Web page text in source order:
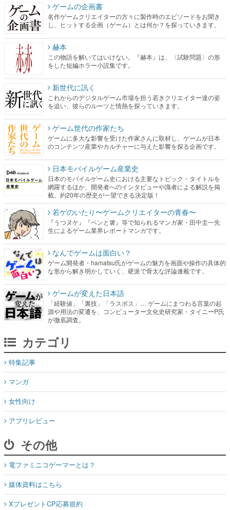
ゲームの企画書
名作ゲームクリエイターの方々に製作時のエピソードをお聞き
し、ヒットする企画（ゲーム）とは何か？を探っていきます。
赫本
この物語を解いてはいけない。『赫本』は、〈試験問題〉の形
をした短編ホラー小説集です。
新世代に訊く
これからのデジタルゲーム市場を担う若きクリエイター達の姿
を追い、彼らのルーツと情熱を探っていきます。
ゲーム世代の作家たち
ゲームに多大な影響を受けた作家さんに取材し、ゲームが日本
のコンテンツ産業やカルチャーに与えた影響を探る企画です。
日本モバイルゲーム産業史
日本のモバイルゲーム史における主要なトピック・タイトルを
網羅するほか、開発者へのインタビューや識者による解説を掲
載。約20年の歴史が一望できる決定版！
若ゲのいたり〜ゲームクリエイターの青春〜
『うつヌケ』『ペンと箸』等で知られるマンガ家・田中圭一先
生によるゲーム業界レポートマンガです。
なんでゲームは面白い？
ゲーム開発者・hamatsu氏がゲームの魅力を画面や操作の具体的
な形から解き明かしていく、硬派で骨太な評論連載です。
ゲームが変えた日本語
「経験値」「裏技」「ラスボス」… ゲームにまつわる言葉の起
源や用法の変遷を、コンピューター文化史研究家・タイニーP氏
が徹底調査。
カテゴリ
特集記事
マンガ
女性向け
アプリレビュー
その他
電ファミニコゲーマーとは？
媒体資料はこちら
XプレゼントCP応募規約